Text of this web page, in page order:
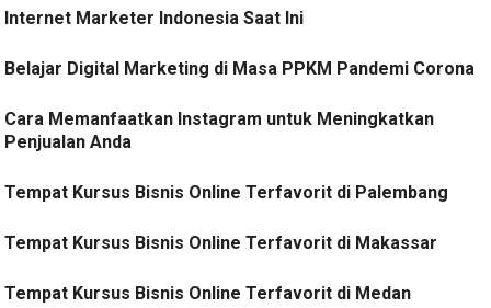
Internet Marketer Indonesia Saat Ini
Belajar Digital Marketing di Masa PPKM Pandemi Corona
Cara Memanfaatkan Instagram untuk Meningkatkan
Penjualan Anda
Tempat Kursus Bisnis Online Terfavorit di Palembang
Tempat Kursus Bisnis Online Terfavorit di Makassar
Tempat Kursus Bisnis Online Terfavorit di Medan